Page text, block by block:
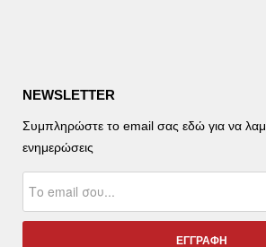
NEWSLETTER
Συμπληρώστε το email σας εδώ για να
ενημερώσεις